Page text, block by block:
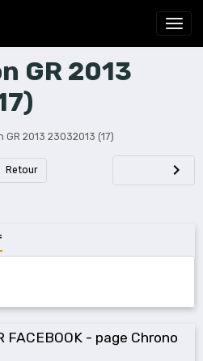
GR 2013
Retour
FACEBOOK - page Chrono